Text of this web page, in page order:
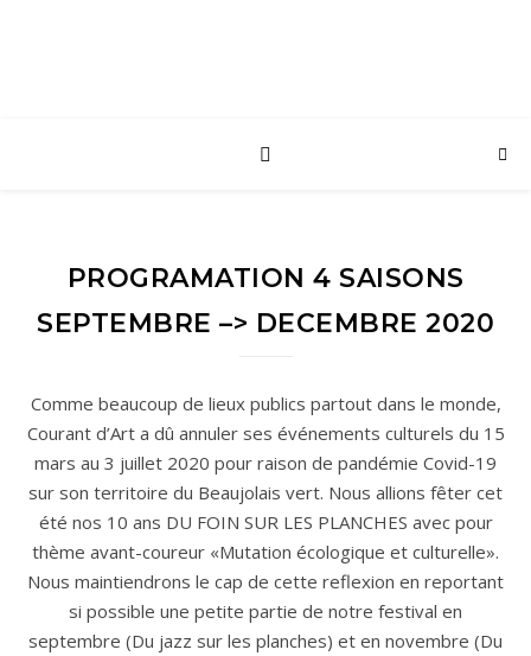
PROGRAMATION 4 SAISONS
SEPTEMBRE –> DECEMBRE 2020
Comme beaucoup de lieux publics partout dans le monde,
Courant d’Art a dû annuler ses événements culturels du 15
mars au 3 juillet 2020 pour raison de pandémie Covid-19
sur son territoire du Beaujolais vert. Nous allions fêter cet
été nos 10 ans DU FOIN SUR LES PLANCHES avec pour
thème avant-coureur «Mutation écologique et culturelle».
Nous maintiendrons le cap de cette reflexion en reportant
si possible une petite partie de notre festival en
septembre (Du jazz sur les planches) et en novembre (Du